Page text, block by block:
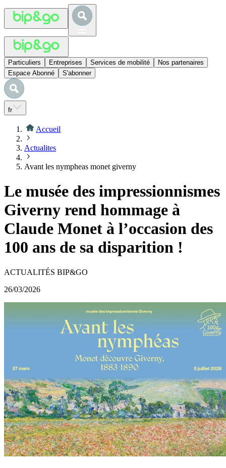
Particuliers Entreprises Services de mobilité
Nos partenaires
Espace Abonné
S'abonner
fr
Accueil
Actualites
Avant les nympheas monet giverny
Le musée des impressionnismes
Giverny rend hommage à
Claude Monet à l’occasion des
100 ans de sa disparition !
ACTUALITÉS BIP&GO
26/03/2026